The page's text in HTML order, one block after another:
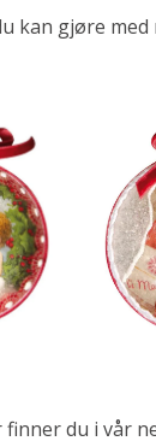
kan gjøre
finner du i vår